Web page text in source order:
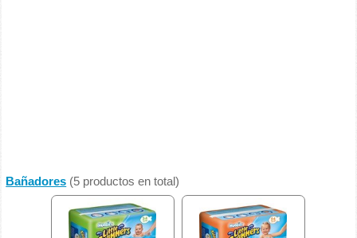
Bañadores (5 productos en total)